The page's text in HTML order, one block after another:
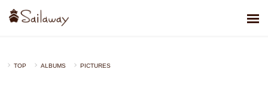
TOP ALBUMS PICTURES